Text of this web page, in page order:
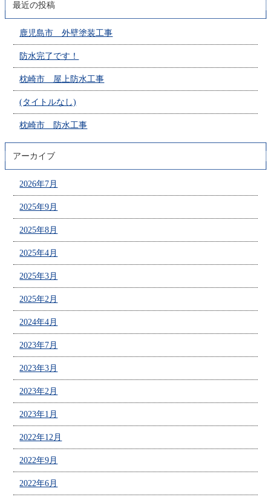
最近の投稿
鹿児島市 外壁塗装工事
防水完了です！
枕崎市 屋上防水工事
(タイトルなし)
枕崎市 防水工事
アーカイブ
2026年7月
2025年9月
2025年8月
2025年4月
2025年3月
2025年2月
2024年4月
2023年7月
2023年3月
2023年2月
2023年1月
2022年12月
2022年9月
2022年6月